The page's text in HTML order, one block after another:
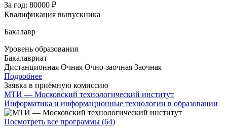
За год: 80000 ₽
Квалификация выпускника
Бакалавр
Уровень образования
Бакалавриат
Дистанционная Очная Очно-заочная Заочная
Подробнее
Заявка в приёмную комиссию
МТИ — Московский технологический институт
Информатика и информационные технологии в образовании
Посмотреть все программы (64)